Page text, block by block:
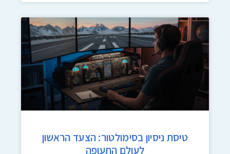
טיסת ניסיון בסימולטור: הצעד הראשון
לעולם התעופה